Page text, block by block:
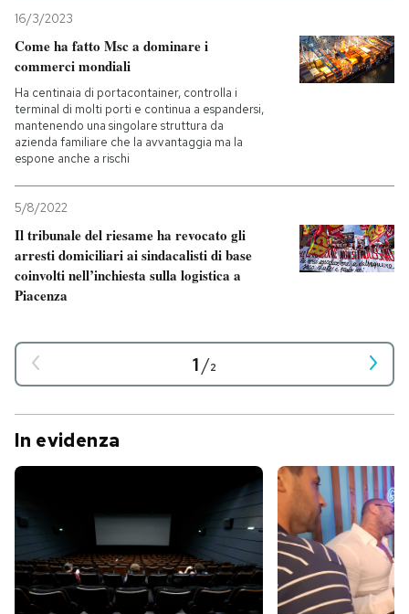
16/3/2023
Come ha fatto Msc a dominare i
commerci mondiali
Ha centinaia di portacontainer, controlla i
terminal di molti porti e continua a espandersi,
mantenendo una singolare struttura da
azienda familiare che la avvantaggia ma la
espone anche a rischi
5/8/2022
Il tribunale del riesame ha revocato gli
arresti domiciliari ai sindacalisti di base
coinvolti nell’inchiesta sulla logistica a
Piacenza
1/2
In evidenza